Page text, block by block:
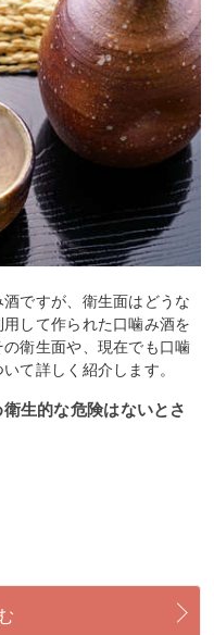
ですが、衛生面はどうな
して作られた口噛み酒を
衛生面や、現在でも口噛
て詳しく紹介します。
生的な危険はないとさ